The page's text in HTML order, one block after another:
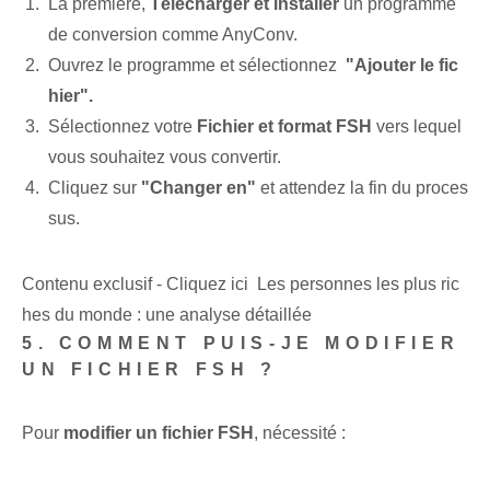
La première, Télécharger et installer un programme
de conversion comme AnyConv.
Ouvrez le programme‍ et sélectionnez ​ "Ajouter le fic
hier".
Sélectionnez votre Fichier et format FSH vers lequel
vous souhaitez vous convertir.
Cliquez sur "Changer en" et attendez la fin du proces
sus.
Contenu exclusif - Cliquez ici Les personnes les plus ric
hes du monde : une analyse détaillée
5. COMMENT PUIS-JE MODIFIER
UN FICHIER FSH ?
Pour modifier un fichier FSH , nécessité :